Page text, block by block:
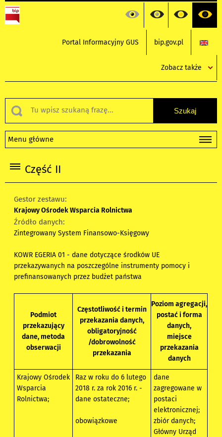
Portal Informacyjny GUS bip.gov.pl
Zobacz także
Menu główne
Część II
Gestor zestawu:
Krajowy Ośrodek Wsparcia Rolnictwa
Źródło danych:
Zintegrowany System Finansowo-Księgowy
KOWR EGERIA 01 - dane dotyczące środków UE
przekazywanych na poszczególne instrumenty pomocy i
prefinansowanych przez budżet państwa
Podmiot
przekazujący
dane, metoda
obserwacji
Częstotliwość i termin
przekazania danych,
obligatoryjność
/dobrowolność
przekazania
Poziom agregacji,
postać i forma
danych,
miejsce
przekazania
danych
Krajowy Ośrodek
Wsparcia
Rolnictwa;
Raz w roku do 6 lutego
2018 r. za rok 2016 r. -
dane ostateczne;
obowiązkowe
dane
zagregowane w
postaci
elektronicznej;
zbiór danych;
Główny Urząd